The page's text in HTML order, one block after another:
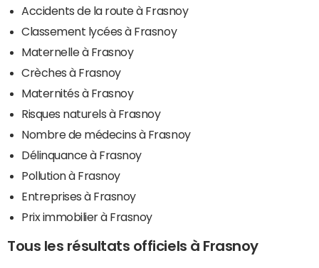
Accidents de la route à Frasnoy
Classement lycées à Frasnoy
Maternelle à Frasnoy
Crèches à Frasnoy
Maternités à Frasnoy
Risques naturels à Frasnoy
Nombre de médecins à Frasnoy
Délinquance à Frasnoy
Pollution à Frasnoy
Entreprises à Frasnoy
Prix immobilier à Frasnoy
Tous les résultats officiels à Frasnoy